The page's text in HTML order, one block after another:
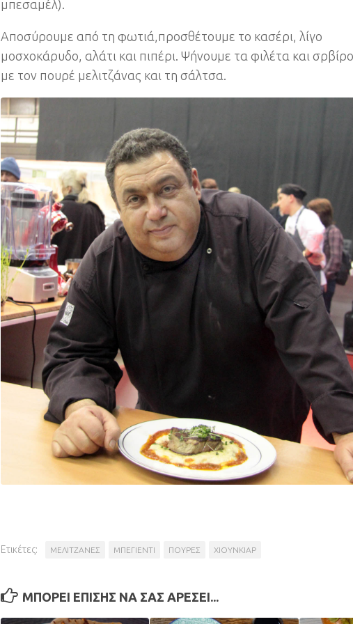
μπεσαμέλ).
Αποσύρουμε από τη φωτιά,προσθέτουμε το κασέρι, λίγο
μοσχοκάρυδο, αλάτι και πιπέρι. Ψήνουμε τα φιλέτα και
με τον πουρέ μελιτζάνας και τη σάλτσα.
Ετικέτες: ΜΕΛΙΤΖΑΝΕΣ ΜΠΕΓΙΕΝΤΙ ΠΟΥΡΕΣ ΧΙΟΥΝΚΙΑΡ
ΜΠΟΡΕΙ ΕΠΙΣΗΣ ΝΑ ΣΑΣ ΑΡΕΣΕΙ...